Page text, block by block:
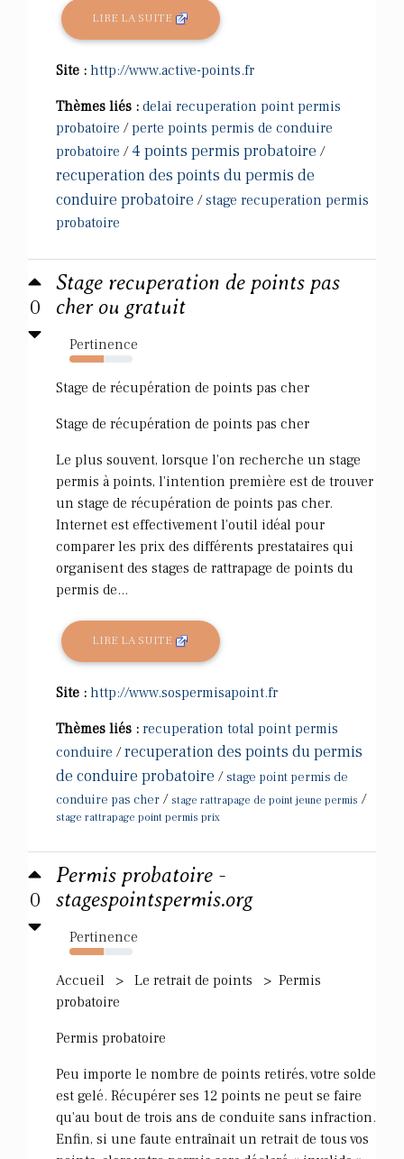
LIRE LA SUITE
Site : http://www.active-points.fr
Thèmes liés : delai recuperation point permis
probatoire /perte points permis de conduire
probatoire / 4 points permis probatoire /
recuperation des points du permis de
conduire probatoire /stage recuperation permis
probatoire
0
Stage recuperation de points pas
cher ou gratuit
Pertinence
54%
Stage de récupération de points pas cher
Stage de récupération de points pas cher
Le plus souvent, lorsque l'on recherche un stage
permis à points, l'intention première est de trouver
un stage de récupération de points pas cher.
Internet est effectivement l'outil idéal pour
comparer les prix des différents prestataires qui
organisent des stages de rattrapage de points du
permis de...
LIRE LA SUITE
Site : http://www.sospermisapoint.fr
Thèmes liés : recuperation total point permis
conduire /recuperation des points du permis
de conduire probatoire /stage point permis de
conduire pas cher / stage rattrapage de point jeune permis /
stage rattrapage point permis prix
0
Permis probatoire -
stagespointspermis.org
Pertinence
54%
Accueil > Le retrait de points > Permis
probatoire
Permis probatoire
Peu importe le nombre de points retirés, votre solde
est gelé. Récupérer ses 12 points ne peut se faire
qu'au bout de trois ans de conduite sans infraction.
Enfin, si une faute entraînait un retrait de tous vos